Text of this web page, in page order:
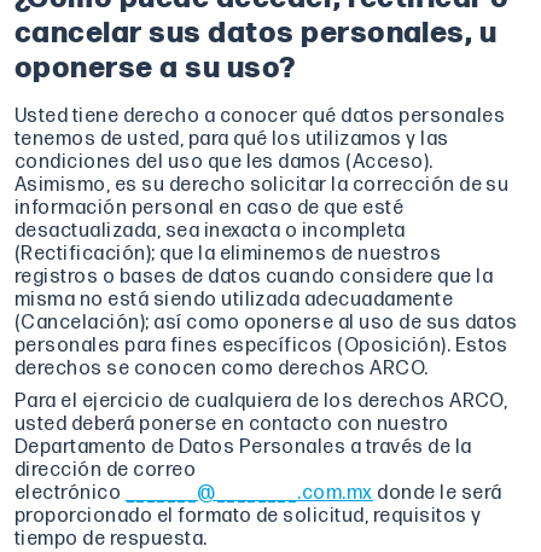
cancelar sus datos personales, u
oponerse a su uso?
Usted tiene derecho a conocer qué datos personales
tenemos de usted, para qué los utilizamos y las
condiciones del uso que les damos (Acceso).
Asimismo, es su derecho solicitar la corrección de su
información personal en caso de que esté
desactualizada, sea inexacta o incompleta
(Rectificación); que la eliminemos de nuestros
registros o bases de datos cuando considere que la
misma no está siendo utilizada adecuadamente
(Cancelación); así como oponerse al uso de sus datos
personales para fines específicos (Oposición). Estos
derechos se conocen como derechos ARCO.
Para el ejercicio de cualquiera de los derechos ARCO,
usted deberá ponerse en contacto con nuestro
Departamento de Datos Personales a través de la
dirección de correo
electrónico
_______@________.com.mx donde le será
proporcionado el formato de solicitud, requisitos y
tiempo de respuesta.